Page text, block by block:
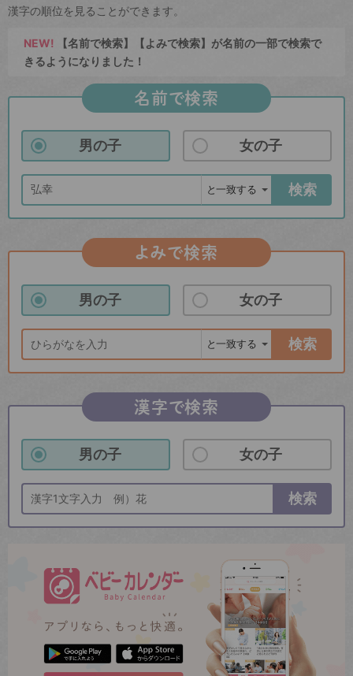
漢字の順位を見ることができます。
NEW! 【名前で検索】【よみで検索】が名前の一部で検索で
きるようになりました！
名前で検索
男の子 女の子
検索
よみで検索
男の子 女の子
検索
漢字で検索
男の子 女の子
検索